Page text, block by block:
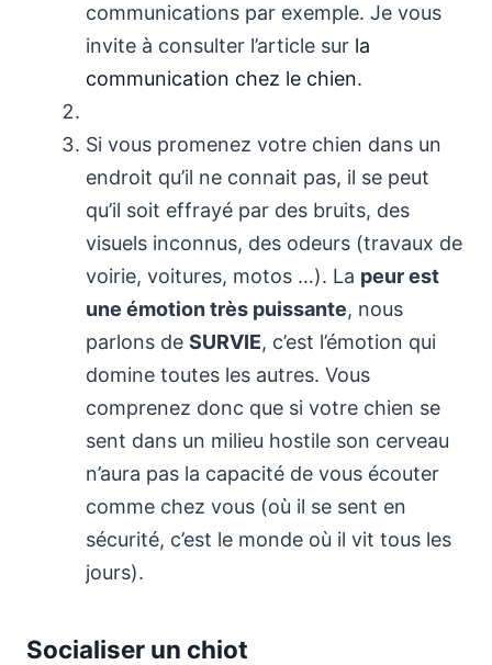
communications par exemple. Je vous
invite à consulter l’article sur la
communication chez le chien.
Si vous promenez votre chien dans un
endroit qu’il ne connait pas, il se peut
qu’il soit effrayé par des bruits, des
visuels inconnus, des odeurs (travaux de
voirie, voitures, motos …). La peur est
une émotion très puissante, nous
parlons de SURVIE, c’est l’émotion qui
domine toutes les autres. Vous
comprenez donc que si votre chien se
sent dans un milieu hostile son cerveau
n’aura pas la capacité de vous écouter
comme chez vous (où il se sent en
sécurité, c’est le monde où il vit tous les
jours).
Socialiser un chiot